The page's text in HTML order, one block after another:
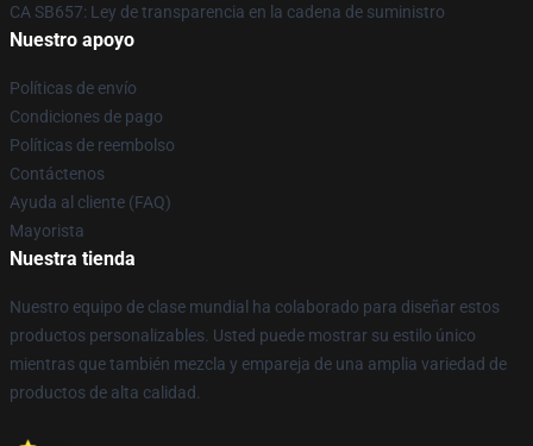
CA SB657: Ley de transparencia en la cadena de suministro
Nuestro apoyo
Políticas de envío
Condiciones de pago
Políticas de reembolso
Contáctenos
Ayuda al cliente (FAQ)
Mayorista
Nuestra tienda
Nuestro equipo de clase mundial ha colaborado para diseñar estos
productos personalizables. Usted puede mostrar su estilo único
mientras que también mezcla y empareja de una amplia variedad de
productos de alta calidad.